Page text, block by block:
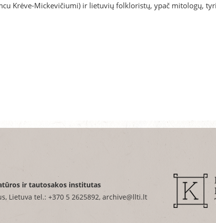
Krėve-Mickevičiumi) ir lietuvių folkloristų, ypač mitologų,
ir tautosakos institutas
Lietuva tel.: +370 5 2625892, archive@llti.lt